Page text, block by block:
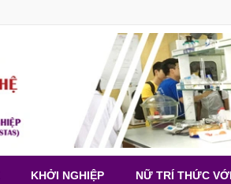
KHỞI NGHIỆP NỮ TRÍ THỨC